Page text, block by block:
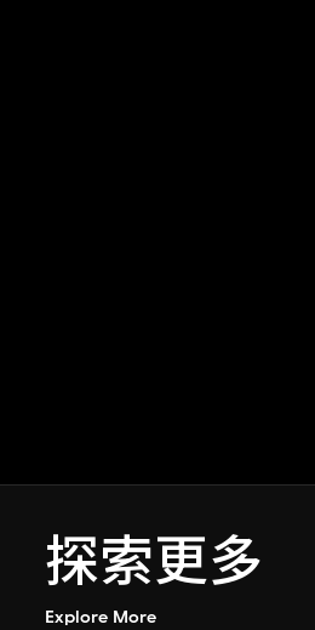
探索更多
Explore More